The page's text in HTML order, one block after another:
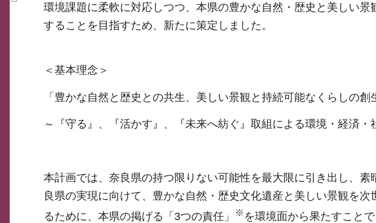
環境課題に柔軟に対応しつつ、本県の豊かな自然・歴史と美しい
することを目指すため、新たに策定しました。
＜基本理念＞
「豊かな自然と歴史との共生、美しい景観と持続可能なくらしの創
～『守る』、『活かす』、『未来へ紡ぐ』取組による環境・経済・
本計画では、奈良県の持つ限りない可能性を最大限に引き出し、
良県の実現に向けて、豊かな自然・歴史文化遺産と美しい景観を
るために、本県の掲げる「3つの責任」
※ を環境面から果たすこと